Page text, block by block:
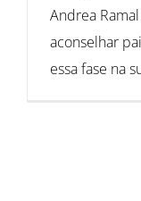
Andrea
aconselhar
essa fase na